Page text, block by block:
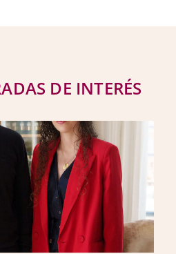
DE INTERÉS